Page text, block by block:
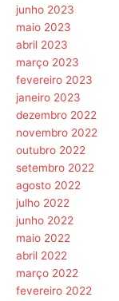
junho 2023
maio 2023
abril 2023
março 2023
fevereiro 2023
janeiro 2023
dezembro 2022
novembro 2022
outubro 2022
setembro 2022
agosto 2022
julho 2022
junho 2022
maio 2022
abril 2022
março 2022
fevereiro 2022